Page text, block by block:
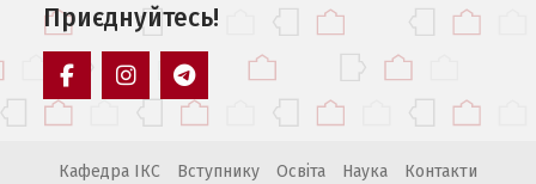
Приєднуйтесь!
Пункт
Пункт
Пункт
Кафедра ІКС Вступнику Освіта Наука Контакти